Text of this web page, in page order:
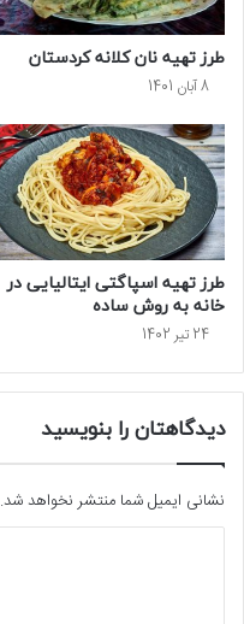
طرز تهیه نان کلانه کردستان
8 آبان 1401
طرز تهیه اسپاگتی ایتالیایی در
خانه به روش ساده
24 تیر 1402
دیدگاهتان را بنویسید
نشانی ایمیل شما منتشر نخواهد شد.